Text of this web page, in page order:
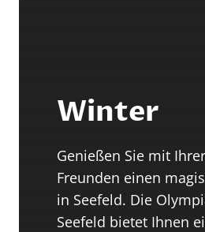
Winter
Genießen Sie mit
Freunden einen
in Seefeld. Die
Seefeld bietet Ihnen